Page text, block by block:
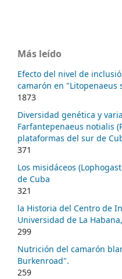
Más leído
Efecto del nivel de
camarón en
1873
Diversidad genética y
Farfantepenaeus notialis
plataformas del sur de
371
Los misidáceos
de Cuba
321
la Historia del Centro de
Universidad de La
299
Nutrición del camarón
Burkenroad".
259